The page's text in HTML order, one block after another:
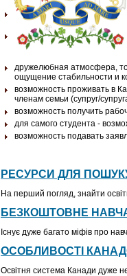
дружелюбная атмосфера,
ощущение стабильности и
возможность проживать в
членам семьи (супруг/
возможность получить
для самого студента -
возможность подавать
РЕСУРСИ ДЛЯ
На перший погляд, знайти
БЕЗКОШТОВНЕ
Існує дуже багато міфів про
ОСОБЛИВОСТІ
Освітня система Канади дуже